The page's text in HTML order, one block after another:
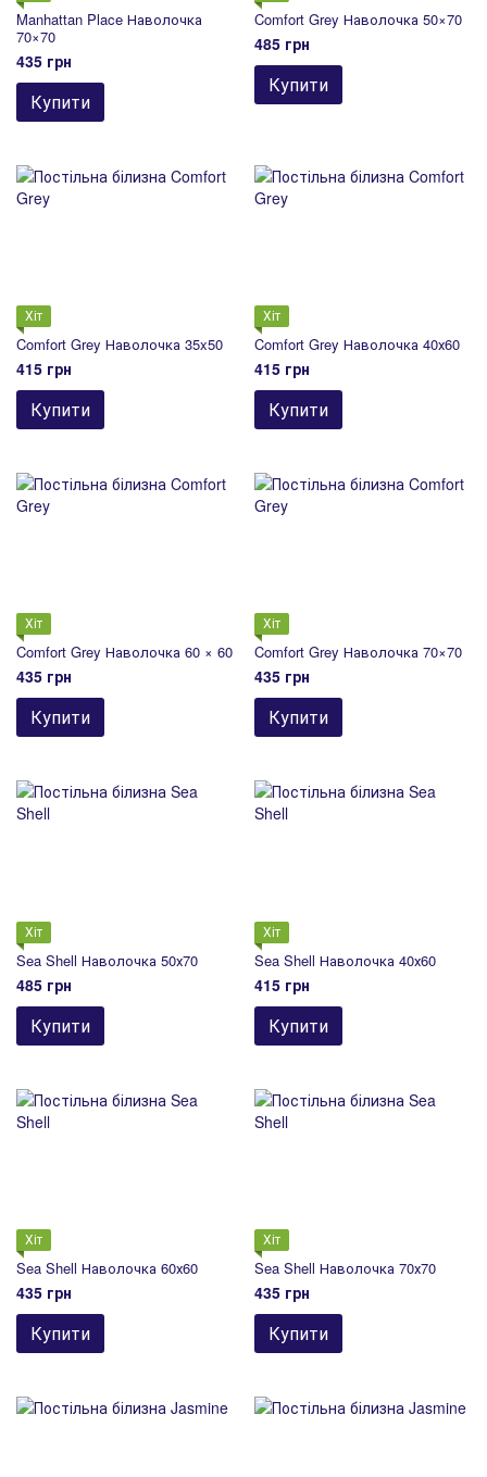
Manhattan Place Наволочка
70×70
435 грн
Купити
Comfort Grey Наволочка 50×70
485 грн
Купити
Хіт
Comfort Grey Наволочка 35x50
415 грн
Купити
Хіт
Comfort Grey Наволочка 40х60
415 грн
Купити
Хіт
Comfort Grey Наволочка 60 × 60
435 грн
Купити
Хіт
Comfort Grey Наволочка 70×70
435 грн
Купити
Хіт
Sea Shell Наволочка 50х70
485 грн
Купити
Хіт
Sea Shell Наволочка 40х60
415 грн
Купити
Хіт
Sea Shell Наволочка 60х60
435 грн
Купити
Хіт
Sea Shell Наволочка 70х70
435 грн
Купити